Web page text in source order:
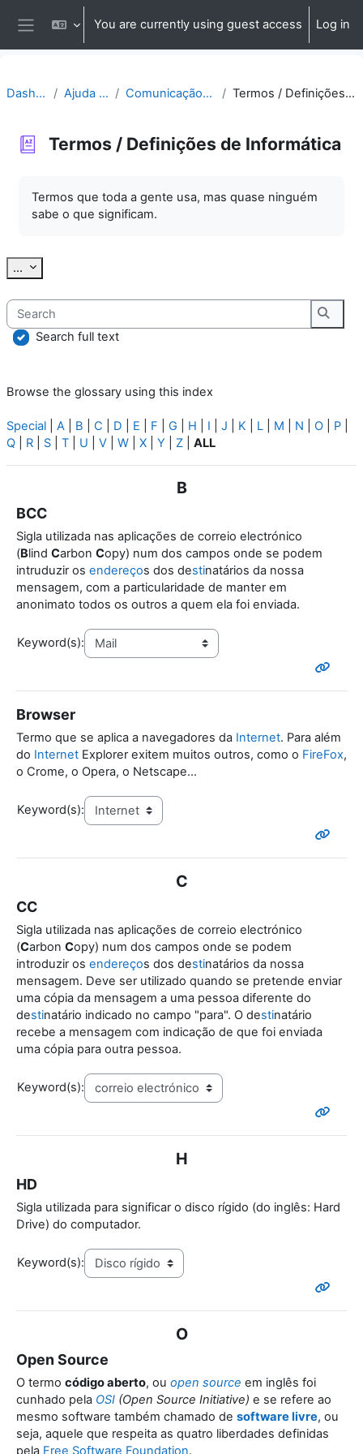
Skip to main content
Side panel
You are currently using guest access Log in
Dashboard Ajuda | Apoio Comunicação | Questões Termos / Definições de Informática
Termos / Definições de Informática
Termos que toda a gente usa, mas quase ninguém
sabe o que significam.
... Export entries
Search
Search full text
Browse the glossary using this index
Special A B C D E F G H I J K L M N O P
Q
R S T U V W X Y Z ALL
B
BCC
Sigla utilizada nas aplicações de correio electrónico
(Blind Carbon Copy) num dos campos onde se podem
intruduzir os endereços dos destinatários da nossa
mensagem, com a particularidade de manter em
anonimato todos os outros a quem ela foi enviada.
Keyword(s):
Browser
Termo que se aplica a navegadores da Internet. Para além
do Internet Explorer exitem muitos outros, como o FireFox,
o Crome, o Opera, o Netscape...
Keyword(s):
C
CC
Sigla utilizada nas aplicações de correio electrónico
(Carbon Copy) num dos campos onde se podem
introduzir os endereços dos destinatários da nossa
mensagem. Deve ser utilizado quando se pretende enviar
uma cópia da mensagem a uma pessoa diferente do
destinatário indicado no campo "para". O destinatário
recebe a mensagem com indicação de que foi enviada
uma cópia para outra pessoa.
Keyword(s):
H
HD
Sigla utilizada para significar o disco rígido (do inglês: Hard
Drive) do computador.
Keyword(s):
O
Open Source
O termo código aberto, ou open source em inglês foi
cunhado pela OSI (Open Source Initiative) e se refere ao
mesmo software também chamado de software livre, ou
seja, aquele que respeita as quatro liberdades definidas
pela Free Software Foundation.